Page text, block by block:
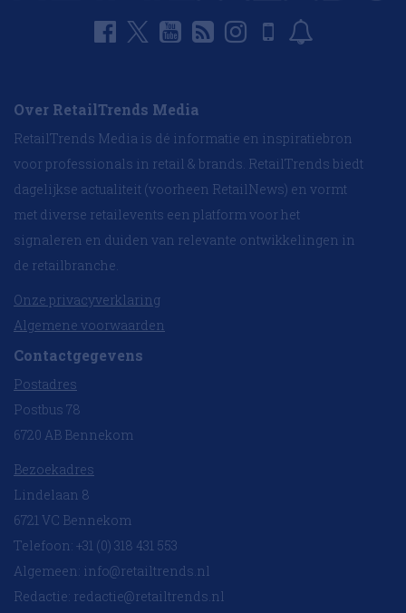
Over RetailTrends Media
RetailTrends Media is dé informatie en inspiratiebron
voor professionals in retail & brands. RetailTrends biedt
dagelijkse actualiteit (voorheen RetailNews) en vormt
met diverse retailevents een platform voor het
signaleren en duiden van relevante ontwikkelingen in
de retailbranche.
Onze privacyverklaring
Algemene voorwaarden
Contactgegevens
Postadres
Postbus 78
6720 AB Bennekom
Bezoekadres
Lindelaan 8
6721 VC Bennekom
Telefoon: +31 (0) 318 431 553
Algemeen: info@retailtrends.nl
Redactie: redactie@retailtrends.nl